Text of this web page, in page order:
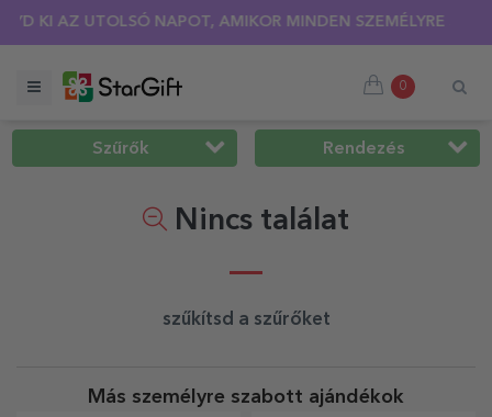
🌴 AKÁR 40%-OS KEDVEZMÉNY TÖBB MINT 100
0
Szűrők Rendezés
Nincs találat
szűkítsd a szűrőket
Más személyre szabott ajándékok